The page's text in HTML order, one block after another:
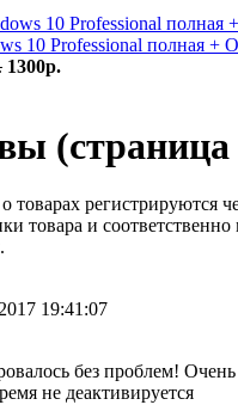
10 Professional полная +
1300р.
(страница
товарах регистрируются
товара и
19:41:07
без проблем! Очень
не деактивируется